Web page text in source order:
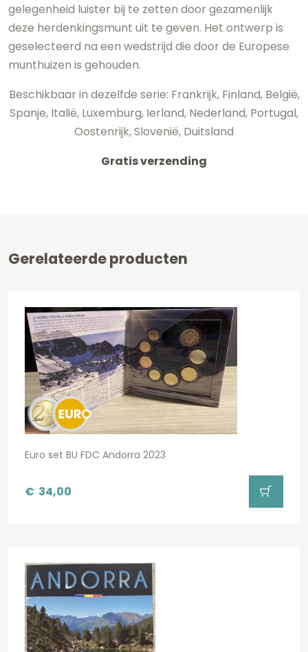
gelegenheid luister bij te zetten door gezamenlijk
deze herdenkingsmunt uit te geven. Het ontwerp is
geselecteerd na een wedstrijd die door de Europese
munthuizen is gehouden.
Beschikbaar in dezelfde serie: Frankrijk, Finland, België,
Spanje, Italië, Luxemburg, Ierland, Nederland, Portugal,
Oostenrijk, Slovenië, Duitsland
Gratis verzending
Gerelateerde producten
Euro set BU FDC Andorra 2023
€ 34,00